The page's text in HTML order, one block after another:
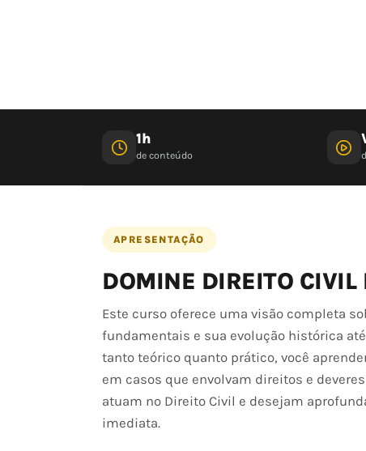
1h
de conteúdo
APRESENTAÇÃO
DOMINE DIREITO CIVIL
Este curso oferece uma visão completa
fundamentais e sua evolução histórica
tanto teórico quanto prático, você
em casos que envolvam direitos e
atuam no Direito Civil e desejam
imediata.